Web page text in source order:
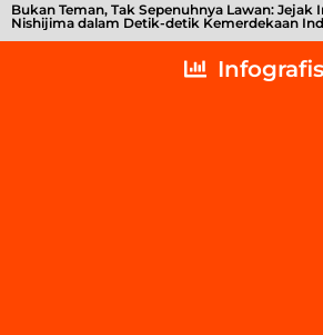
Bukan Teman, Tak Sepenuhnya Lawan: Jejak
Nishijima dalam Detik-detik Kemerdekaan
Infografis